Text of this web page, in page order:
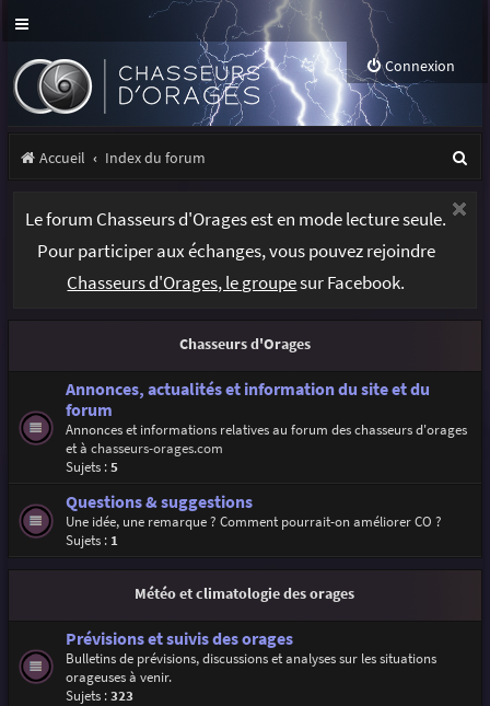
Connexion
Accueil Index du forum
r
Le forum Chasseurs d'Orages est en mode lecture seule.
Pour participer aux échanges, vous pouvez rejoindre
Chasseurs d'Orages, le groupesur Facebook.
Chasseurs d'Orages
Annonces, actualités et information du site et du
forum
Annonces et informations relatives au forum des chasseurs d'orages
et à chasseurs-orages.com
Sujets :5
Questions & suggestions
Une idée, une remarque ? Comment pourrait-on améliorer CO ?
Sujets : 1
Météo et climatologie des orages
Prévisions et suivis des orages
Bulletins de prévisions, discussions et analyses sur les situations
orageuses à venir.
Sujets :323